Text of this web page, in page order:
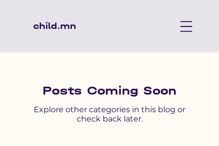
child.mn
Posts Coming Soon
Explore other categories in this blog or
check back later.